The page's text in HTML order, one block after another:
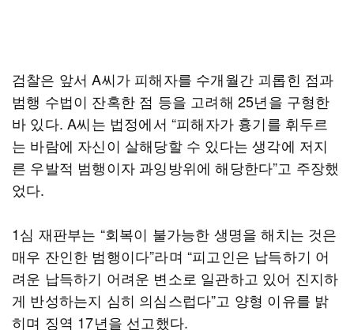
검찰은 앞서 A씨가 피해자를 수개월간 괴롭힌 점과
범행 수법이 잔혹한 점 등을 고려해 25년을 구형한
바 있다. A씨는 법정에서 “피해자가 흉기를 휘두르
는 바람에 자신이 살해당할 수 있다는 생각에 저지
른 우발적 범행이자 과잉방위에 해당한다”고 주장했
었다.
1심 재판부는 “회복이 불가능한 생명을 해치는 것은
매우 잔인한 범행이다”라며 “피고인은 납득하기 어
려운 납득하기 어려운 변소로 일관하고 있어 진지하
게 반성하는지 심히 의심스럽다”고 양형 이유를 밝
히며 징역 17년을 선고했다.